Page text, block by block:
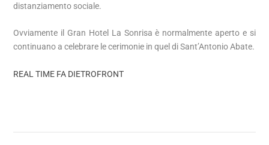
distanziamento sociale.
Ovviamente il Gran Hotel La Sonrisa è normalmente aperto e si
continuano a celebrare le cerimonie in quel di Sant’Antonio Abate.
REAL TIME FA DIETROFRONT